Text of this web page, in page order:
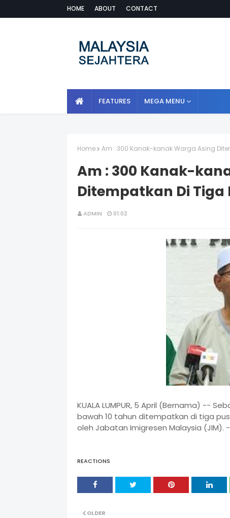
HOME ABOUT CONTACT
FEATURES MEGA MENU
Home Am : 300 Kanak-kanak Warga Asing
Am : 300 Kanak-
Ditempatkan Di
ADMIN 01:02
KUALA LUMPUR, 5 April (Bernama) --
bawah 10 tahun ditempatkan di tiga
oleh Jabatan Imigresen Malaysia (JIM). -
REACTIONS
OLDER